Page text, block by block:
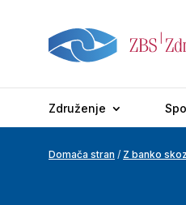
Združenje
Domača stran / Z banko